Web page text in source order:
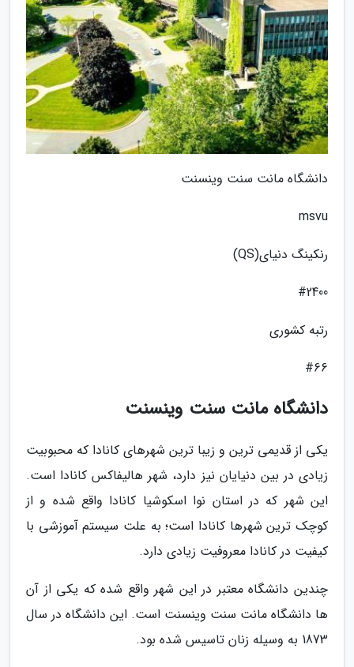
دانشگاه مانت سنت وینسنت
msvu
رنکینگ دنیای(QS)
#2400
رتبه کشوری
#66
دانشگاه مانت سنت وینسنت
یکی از قدیمی ترین و زیبا ترین شهرهای کانادا که محبوبیت
زیادی در بین دنیایان نیز دارد، شهر هالیفاکس کانادا است.
این شهر که در استان نوا اسکوشیا کانادا واقع شده و از
کوچک ترین شهرها کانادا است؛ به علت سیستم آموزشی با
کیفیت در کانادا معروفیت زیادی دارد.
چندین دانشگاه معتبر در این شهر واقع شده که یکی از آن
ها دانشگاه مانت سنت وینسنت است. این دانشگاه در سال
1873 به وسیله زنان تاسیس شده بود.